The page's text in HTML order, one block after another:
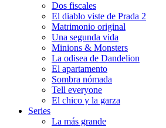
Dos fiscales
El diablo viste de Prada 2
Matrimonio original
Una segunda vida
Minions & Monsters
La odisea de Dandelion
El apartamento
Sombra nómada
Tell everyone
El chico y la garza
Series
La más grande